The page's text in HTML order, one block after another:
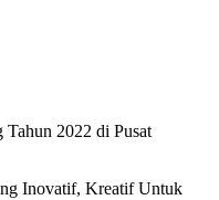
2022 di Pusat
Inovatif, Kreatif Untuk